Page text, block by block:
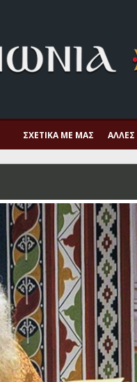
ΣΧΕΤΙΚΆ ΜΕ ΜΑΣ